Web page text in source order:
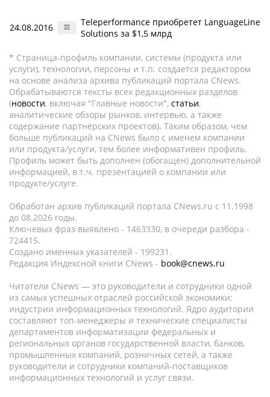
24.08.2016
Teleperformance приобретет LanguageLine
Solutions за $1,5 млрд
* Страница-профиль компании, системы (продукта или
услуги), технологии, персоны и т.п. создается редактором
на основе анализа архива публикаций портала CNews.
Обрабатываются тексты всех редакционных разделов
(новости, включая "Главные новости", статьи,
аналитические обзоры рынков, интервью, а также
содержание партнёрских проектов). Таким образом, чем
больше публикаций на CNews было с именем компании
или продукта/услуги, тем более информативен профиль.
Профиль может быть дополнен (обогащен) дополнительной
информацией, в т.ч. презентацией о компании или
продукте/услуге.
Обработан архив публикаций портала CNews.ru c 11.1998
до 08.2026 годы.
Ключевых фраз выявлено - 1463330, в очереди разбора -
724415.
Создано именных указателей - 199231.
Редакция Индексной книги CNews - book@cnews.ru
Читатели CNews — это руководители и сотрудники одной
из самых успешных отраслей российской экономики:
индустрии информационных технологий. Ядро аудитории
составляют топ-менеджеры и технические специалисты
департаментов информатизации федеральных и
региональных органов государственной власти, банков,
промышленных компаний, розничных сетей, а также
руководители и сотрудники компаний-поставщиков
информационных технологий и услуг связи.